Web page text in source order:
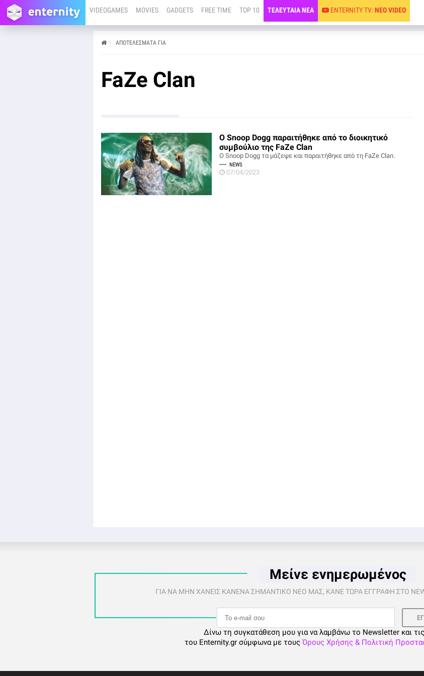
VIDEOGAMES MOVIES GADGETS FREE TIME TOP 10 ΤΕΛΕΥΤΑΙΑ ΝΕΑ ENTERNITY TV:ΝΕΟ VIDEO
ΑΠΟΤΕΛΕΣΜΑΤΑ ΓΙΑ
FaZe Clan
Ο Snoop Dogg παραιτήθηκε από το διοικητικό
συμβούλιο της FaZe Clan
O Snoop Dogg τα μάζεψε και παραιτήθηκε από τη FaZe Clan.
NEWS
07/04/2023
Μείνε ενημερωμένος
ΓΙΑ ΝΑ ΜΗΝ ΧΑΝΕΙΣ ΚΑΝΕΝΑ ΣΗΜΑΝΤΙΚΟ ΝΕΟ ΜΑΣ, ΚΑΝΕ ΤΩΡΑ ΕΓΓΡΑΦΗ ΣΤΟ
Δίνω τη συγκατάθεση μου για να λαμβάνω το Newsletter και
του Enternity.gr σύμφωνα με τους Όρους Χρήσης & Πολιτική